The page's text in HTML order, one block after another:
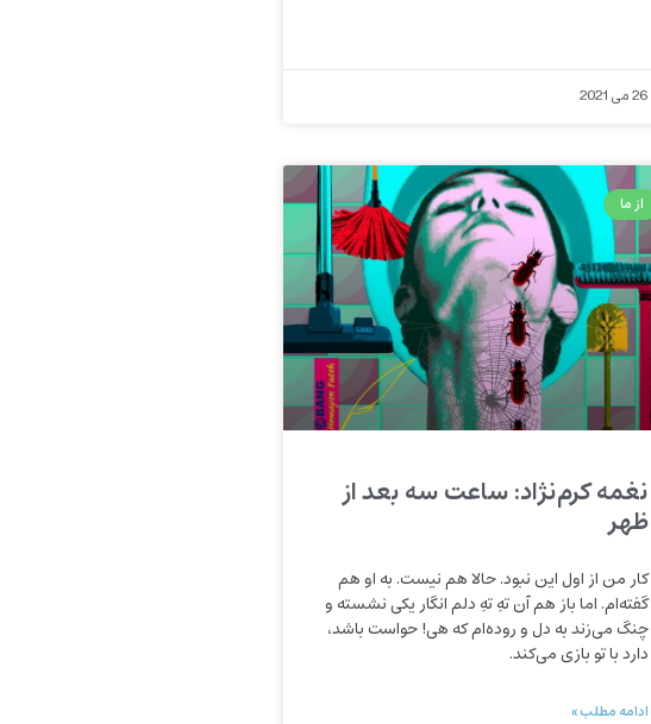
26 می 2021
از ما
نغمه کرم‌نژاد: ساعت سه بعد از
ظهر
کار من از اول این نبود. حالا هم نیست. به او هم
گفته‌ام. اما باز هم آن تهِ تهِ دلم انگار یکی نشسته و
چنگ می‌زند به دل و روده‌ام که هی! حواست باشد،
دارد با تو بازی می‌کند.
ادامه مطلب »